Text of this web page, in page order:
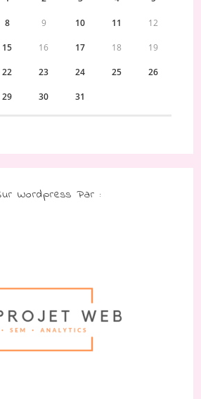
8 9 10 11 12
15 16 17 18 19
22 23 24 25 26
29 30 31
Wordpress Par :